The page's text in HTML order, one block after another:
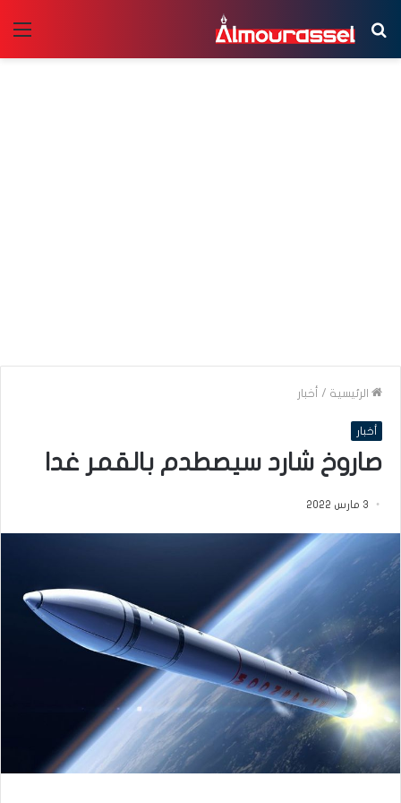
بحث
عن
الرئيسية / أخبار
أخبار
صاروخ شارد سيصطدم بالقمر غدا
3 مارس 2022